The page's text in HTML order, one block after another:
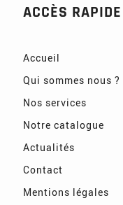
ACCÈS RAPIDE
Accueil
Qui sommes nous ?
Nos services
Notre catalogue
Actualités
Contact
Mentions légales